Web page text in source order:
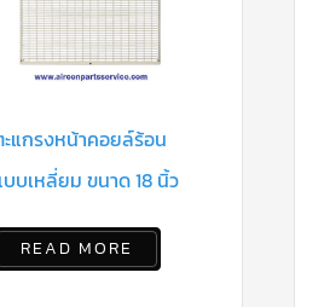
แกรงหน้าคอยล์ร้อน
บเหลี่ยม ขนาด 18 นิ้ว
READ MORE